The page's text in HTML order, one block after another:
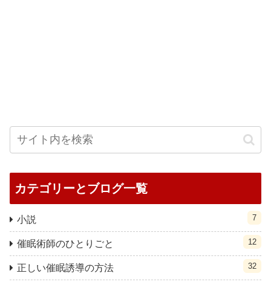
カテゴリーとブログ一覧
小説 7
催眠術師のひとりごと 12
正しい催眠誘導の方法 32